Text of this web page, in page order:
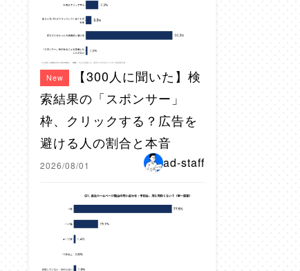
New
【300人に聞いた】検
索結果の「スポンサー」
枠、クリックする？広告を
避ける人の割合と本音
2026/08/01 ad-staff